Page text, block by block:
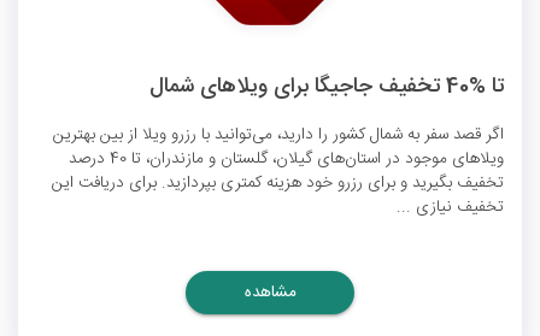
تا %40 تخفیف جاجیگا برای ویلاهای شمال
اگر قصد سفر به شمال کشور را دارید، می‌توانید با رزرو ویلا از بین بهترین
ویلاهای موجود در استان‌‌های گیلان، گلستان و مازندران، تا 40 درصد
تخفیف بگیرید و برای رزرو خود هزینه کمتری بپردازید. برای دریافت این
تخفیف نیازی ...
مشاهده